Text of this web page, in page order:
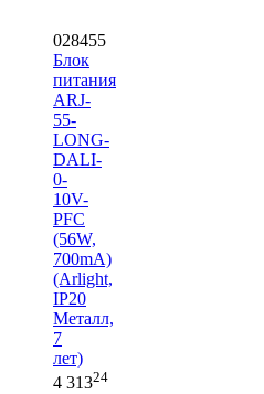
028455
Блок
питания
ARJ-
55-
LONG-
DALI-
0-
10V-
PFC
(56W,
700mA)
(Arlight,
IP20
Металл,
7
лет)
4 31324